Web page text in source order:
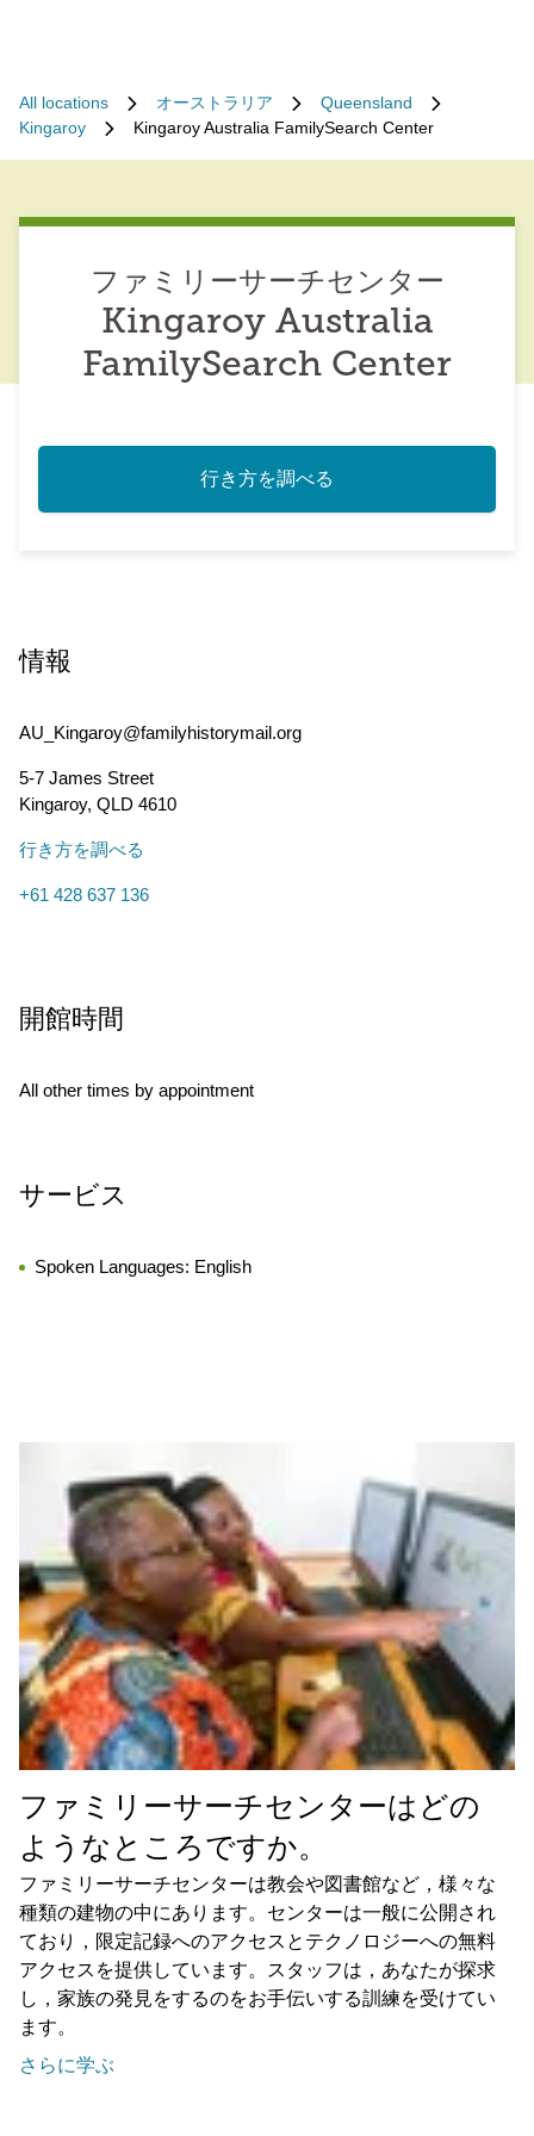
All locations オーストラリア
Queensland
Kingaroy
Kingaroy Australia FamilySearch Center
ファミリーサーチセンター
Kingaroy Australia
FamilySearch Center
行き方を調べる
情報
AU_Kingaroy@familyhistorymail.org
5-7 James Street
Kingaroy, QLD 4610
行き方を調べる
+61 428 637 136
開館時間
All other times by appointment
サービス
Spoken Languages: English
ファミリーサーチセンターはどの
ようなところですか。
ファミリーサーチセンターは教会や図書館など，様々な
種類の建物の中にあります。センターは一般に公開され
ており，限定記録へのアクセスとテクノロジーへの無料
アクセスを提供しています。スタッフは，あなたが探求
し，家族の発見をするのをお手伝いする訓練を受けてい
ます。
さらに学ぶ